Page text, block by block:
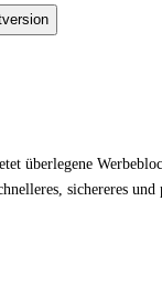
überlegene
sichereres